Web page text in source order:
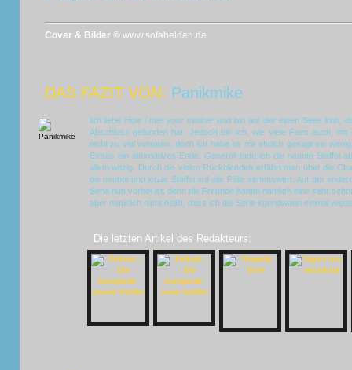
Cover & Bilder © www.sofahelden.de
DAS FAZIT VON: Panikmike
Ich liebeHow i met your mother und bin auf der einen Seite froh,
Abschluss gefunden hat. Jedoch bin ich, wie viele Fans auch,
nicht zu viel verraten, doch ich habe es mir ehrlich gesagt ein
Extras ein alternatives Ende. Generell fand ich die neunte Staffel
allem witzig. Durch die vielen Rückblenden erfährt man über die
die neunte und letzte Staffel auf alle Fälle sehenswert. Auf der
Serie nun vorbei ist, denn die Freunde hatten nämlich eine sehr
aber natürlich nicht heißt, dass ich die Serie irgendwann einmal
Die letzten Artikel des Redakteurs: